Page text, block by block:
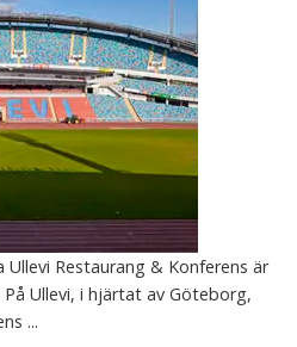
Ullevi Restaurang & Konferens är
Ullevi, i hjärtat av Göteborg,
...